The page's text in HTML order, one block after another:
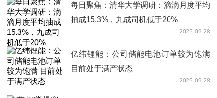
每日聚焦：清华大学调研：滴滴月度平均
抽成15.3%，九成司机低于20%
2025-09-28
亿纬锂能：公司储能电池订单较为饱满
目前处于满产状态
2025-09-28